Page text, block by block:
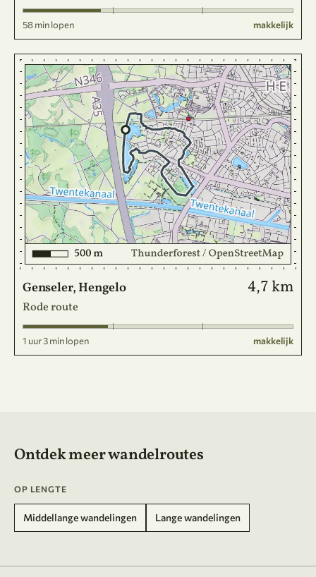
58 min lopen makkelijk
Genseler, Hengelo 4,7 km
Rode route
1 uur 3 min lopen makkelijk
Ontdek meer wandelroutes
OP LENGTE
Middellange wandelingen Lange wandelingen